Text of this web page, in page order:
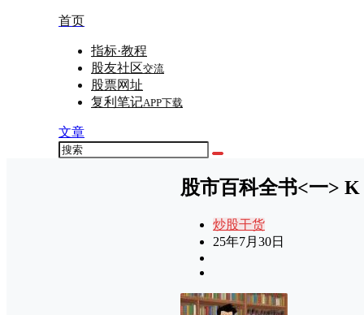
首页
指标·教程
股友社区交流
股票网址
复利笔记APP下载
文章
股市百科全书<一>
炒股干货
25年7月30日